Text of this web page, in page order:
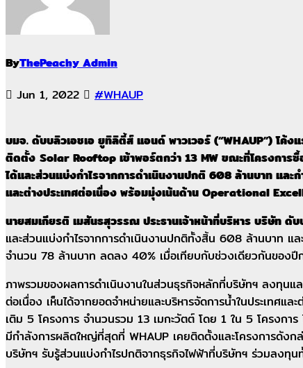
ByThePeachy Admin
Jun 1, 2022
#WHAUP
บมจ. ดับบลิวเอชเอ ยูทิลิตี้ส์ แอนด์ พาวเวอร์ (“WHAUP”) โค้
ติดตั้ง Solar Rooftop เข้าพอร์ตกว่า 13 MW ขณะที่โครงการ
ได้และส่วนแบ่งกำไรจากการดำเนินงานปกติ 608 ล้านบาท และ
และต่างประเทศต่อเนื่อง พร้อมมุ่งเน้นด้าน Operational
นายสมเกียรติ เมสันธสุวรรณ ประธานเจ้าหน้าที่บริหาร บริษัท
และส่วนแบ่งกำไรจากการดำเนินงานปกติทั้งสิ้น 608 ล้านบาท แ
จำนวน 78 ล้านบาท ลดลง 40% เมื่อเทียบกับช่วงเดียวกันของปี
ภาพรวมของผลการดำเนินงานในส่วนธุรกิจหลักที่บริษัทฯ ลงทุนแ
ต่อเนื่อง เห็นได้จากยอดจำหน่ายและบริหารจัดการน้ำในประเทศ
เติม 5 โครงการ จำนวนรวม 13 เมกะวัตต์ โดย 1 ใน 5 โครงก
มีกำลังการผลิตใหญ่ที่สุดที่ WHAUP เคยติดตั้งและโครงการดังก
บริษัทฯ รับรู้ส่วนแบ่งกำไรปกติจากธุรกิจไฟฟ้าที่บริษัทฯ ร่วมลงทุ